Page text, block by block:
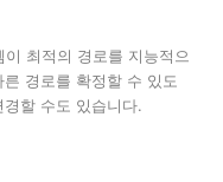
최적의 경로를 지능적으
경로를 확정할 수 있도
할 수도 있습니다.